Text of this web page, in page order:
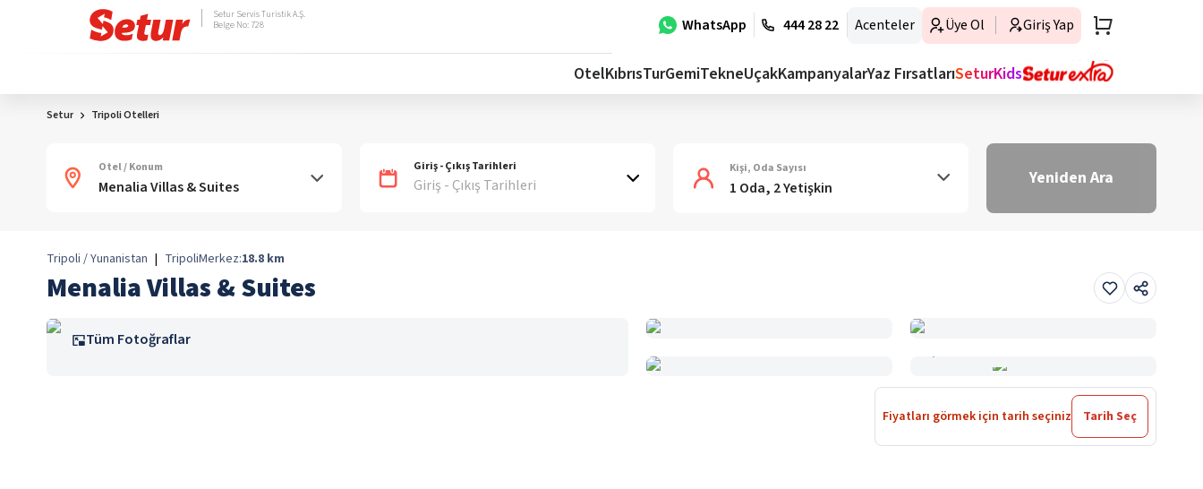
WhatsApp 444 28 22 Acenteler Üye Ol Giriş Yap
Setur Servis Turistik A.Ş.
Belge No: 728
OtelKıbrısTurGemiTekneUçakKampanyalarYaz FırsatlarıSeturKids
Setur Tripoli Otelleri
Otel / Konum Giriş - Çıkış Tarihleri
Giriş - Çıkış Tarihleri
Kişi, Oda Sayısı
1 Oda, 2 Yetişkin Yeniden Ara
Tripoli / Yunanistan | TripoliMerkez:18.8 km
Menalia Villas & Suites
Tüm Fotoğraflar
Fiyatları görmek için tarih seçiniz Tarih Seç